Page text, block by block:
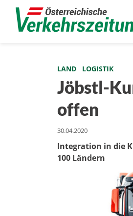
LAND LOGISTIK
Jöbstl-
offen
30.04.2020
Integration in die
100 Ländern